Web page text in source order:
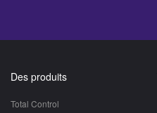
Des produits
Total Control